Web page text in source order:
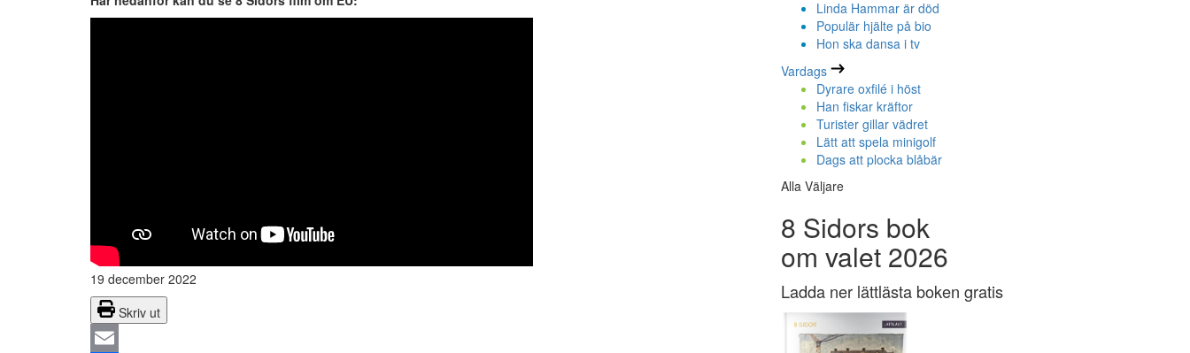
19 december 2022
Skriv ut
Linda Hammar är död
Populär hjälte på bio
Hon ska dansa i tv
Vardags
Dyrare oxfilé i höst
Han fiskar kräftor
Turister gillar vädret
Lätt att spela minigolf
Dags att plocka blåbär
Alla Väljare
8 Sidors bok
om valet 2026
Ladda ner lättlästa boken gratis